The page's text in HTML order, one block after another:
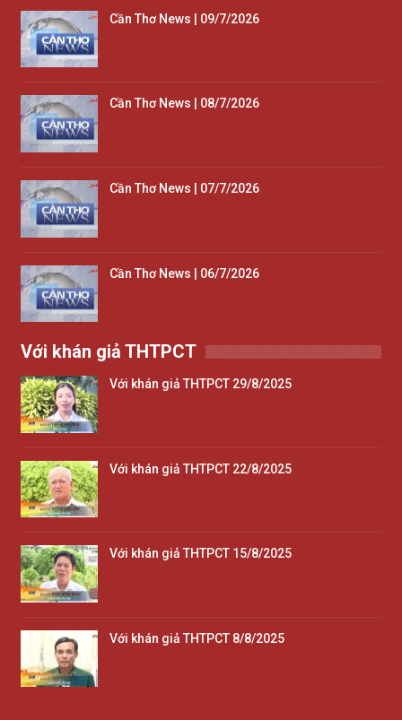
Cần Thơ News | 09/7/2026
Cần Thơ News | 08/7/2026
Cần Thơ News | 07/7/2026
Cần Thơ News | 06/7/2026
Với khán giả THTPCT
Với khán giả THTPCT 29/8/2025
Với khán giả THTPCT 22/8/2025
Với khán giả THTPCT 15/8/2025
Với khán giả THTPCT 8/8/2025